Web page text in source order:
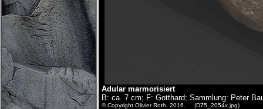
Adular marmorisiert
B: ca. 7 cm; F: Gotthard; Sammlung: Peter
© Copyright Olivier Roth, 2016. (D75_2054x.jpg)